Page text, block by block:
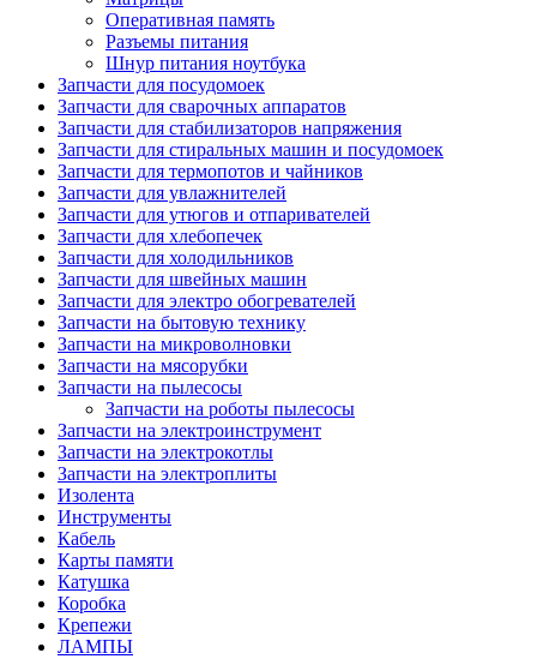
Оперативная память
Разъемы питания
Шнур питания ноутбука
Запчасти для посудомоек
Запчасти для сварочных аппаратов
Запчасти для стабилизаторов напряжения
Запчасти для стиральных машин и посудомоек
Запчасти для термопотов и чайников
Запчасти для увлажнителей
Запчасти для утюгов и отпаривателей
Запчасти для хлебопечек
Запчасти для холодильников
Запчасти для швейных машин
Запчасти для электро обогревателей
Запчасти на бытовую технику
Запчасти на микроволновки
Запчасти на мясорубки
Запчасти на пылесосы
Запчасти на роботы пылесосы
Запчасти на электроинструмент
Запчасти на электрокотлы
Запчасти на электроплиты
Изолента
Инструменты
Кабель
Карты памяти
Катушка
Коробка
Крепежи
ЛАМПЫ